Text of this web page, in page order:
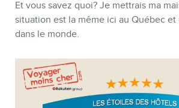
Et vous savez quoi? Je mettrais ma
situation est la même ici au Québec
dans le monde.